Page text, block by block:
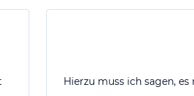
Hierzu muss ich sagen,